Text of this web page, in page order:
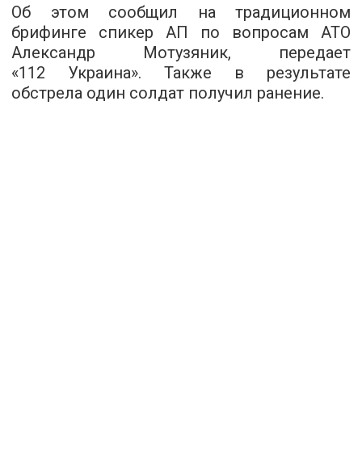
Об этом сообщил на традиционном
брифинге спикер АП по вопросам АТО
Александр Мотузяник, передает
«112 Украина». Также в результате
обстрела один солдат получил ранение.